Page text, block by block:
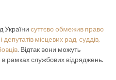
України суттєво обмежив право
місцевих рад, суддів,
. Відтак вони можуть
рамках службових відряджень.